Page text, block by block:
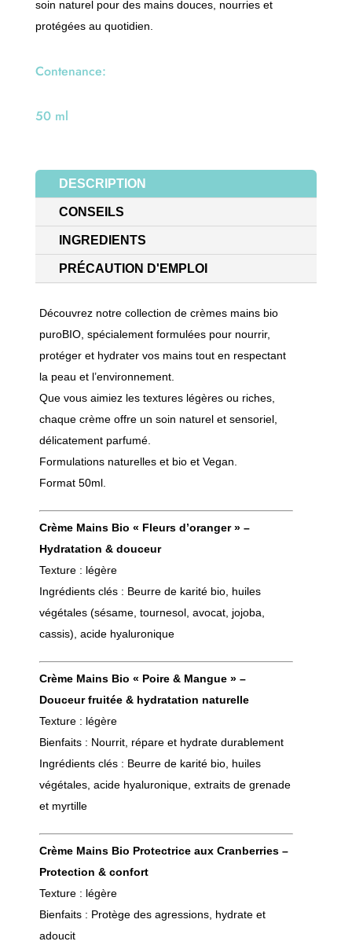
soin naturel pour des mains douces, nourries et
protégées au quotidien.
Contenance:
50 ml
DESCRIPTION
CONSEILS
INGREDIENTS
PRÉCAUTION D'EMPLOI
Découvrez notre collection de crèmes mains bio
puroBIO, spécialement formulées pour nourrir,
protéger et hydrater vos mains tout en respectant
la peau et l’environnement.
Que vous aimiez les textures légères ou riches,
chaque crème offre un soin naturel et sensoriel,
délicatement parfumé.
Formulations naturelles et bio et Vegan.
Format 50ml.
Crème Mains Bio « Fleurs d’oranger » –
Hydratation & douceur
Texture : légère
Ingrédients clés : Beurre de karité bio, huiles
végétales (sésame, tournesol, avocat, jojoba,
cassis), acide hyaluronique
Crème Mains Bio « Poire & Mangue » –
Douceur fruitée & hydratation naturelle
Texture : légère
Bienfaits : Nourrit, répare et hydrate durablement
Ingrédients clés : Beurre de karité bio, huiles
végétales, acide hyaluronique, extraits de grenade
et myrtille
Crème Mains Bio Protectrice aux Cranberries –
Protection & confort
Texture : légère
Bienfaits : Protège des agressions, hydrate et
adoucit